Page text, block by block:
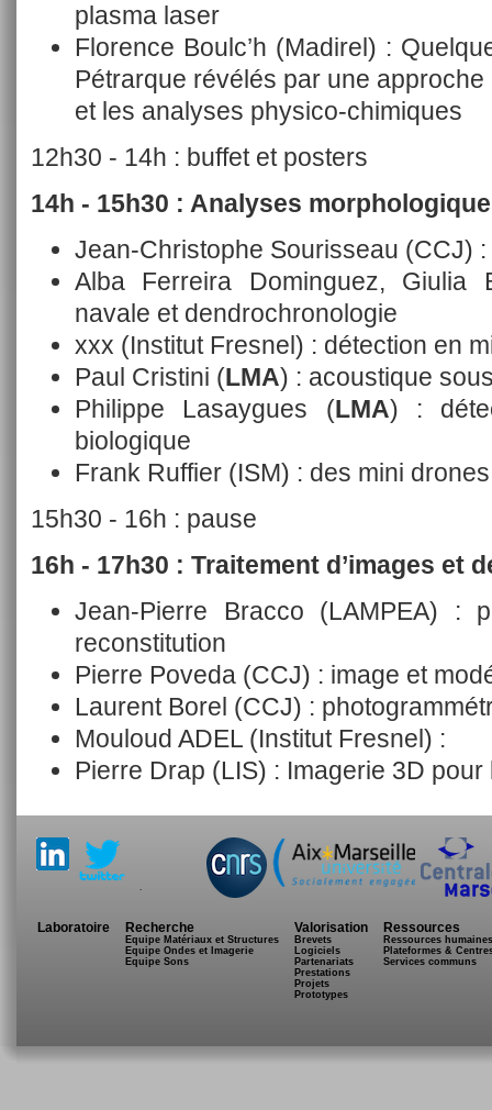
plasma laser
Florence Boulc’h (Madirel) :
Pétrarque révélés par une
et les analyses physico-chimiques
12h30 - 14h : buffet et posters
14h - 15h30 : Analyses
Jean-Christophe Sourisseau (CCJ)
Alba Ferreira Dominguez, Giulia
navale et dendrochronologie
xxx (Institut Fresnel) : détection en
Paul Cristini (LMA) : acoustique
Philippe Lasaygues (LMA) :
biologique
Frank Ruffier (ISM) : des mini
15h30 - 16h : pause
16h - 17h30 : Traitement d’images et
Jean-Pierre Bracco (LAMPEA) :
reconstitution
Pierre Poveda (CCJ) : image et
Laurent Borel (CCJ) :
Mouloud ADEL (Institut Fresnel) :
Pierre Drap (LIS) : Imagerie 3D
Laboratoire Recherche
Equipe Matériaux et Structures
Equipe Ondes et Imagerie
Equipe Sons
Valorisation
Brevets
Logiciels
Partenariats
Prestations
Projets
Prototypes
Ressources
Ressources humaines
Plateformes &
Services communs